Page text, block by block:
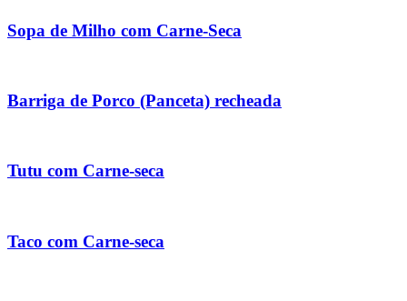
Sopa de Milho com Carne-Seca
Barriga de Porco (Panceta) recheada
Tutu com Carne-seca
Taco com Carne-seca